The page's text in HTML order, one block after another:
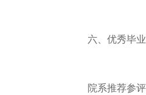
六、优秀毕
院系推荐参